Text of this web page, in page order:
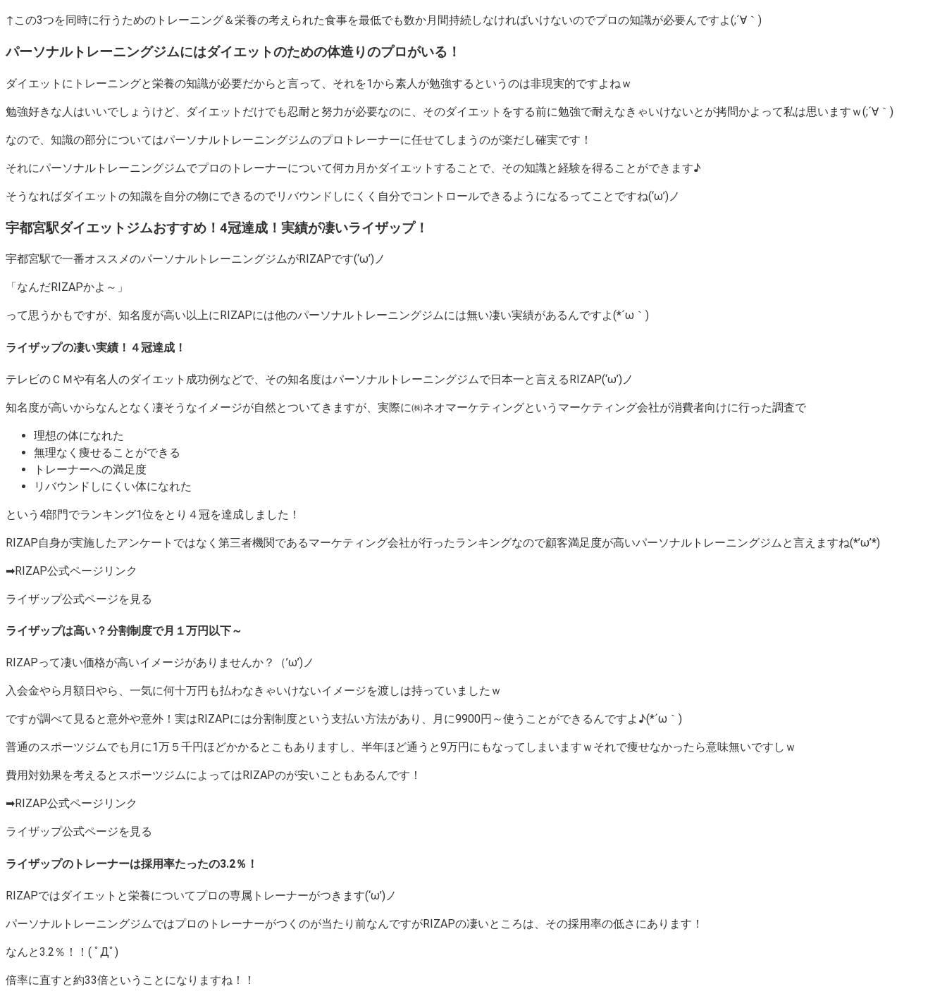
↑この3つを同時に行うためのトレーニング＆栄養の考えられた食事を最低でも数か月間持続しなければいけないのでプロの知識が必要んですよ(;´∀｀)
パーソナルトレーニングジムにはダイエットのための体造りのプロがいる！
ダイエットにトレーニングと栄養の知識が必要だからと言って、それを1から素人が勉強するというのは非現実的ですよねｗ
勉強好きな人はいいでしょうけど、ダイエットだけでも忍耐と努力が必要なのに、そのダイエットをする前に勉強で耐えなきゃいけないとが拷問かよって私は思いますｗ(;´∀｀)
なので、知識の部分についてはパーソナルトレーニングジムのプロトレーナーに任せてしまうのが楽だし確実です！
それにパーソナルトレーニングジムでプロのトレーナーについて何カ月かダイエットすることで、その知識と経験を得ることができます♪
そうなればダイエットの知識を自分の物にできるのでリバウンドしにくく自分でコントロールできるようになるってことですね(‘ω’)ノ
宇都宮駅ダイエットジムおすすめ！4冠達成！実績が凄いライザップ！
宇都宮駅で一番オススメのパーソナルトレーニングジムがRIZAPです(‘ω’)ノ
「なんだRIZAPかよ～」
って思うかもですが、知名度が高い以上にRIZAPには他のパーソナルトレーニングジムには無い凄い実績があるんですよ(*´ω｀)
ライザップの凄い実績！４冠達成！
テレビのＣＭや有名人のダイエット成功例などで、その知名度はパーソナルトレーニングジムで日本一と言えるRIZAP(‘ω’)ノ
知名度が高いからなんとなく凄そうなイメージが自然とついてきますが、実際に㈱ネオマーケティングというマーケティング会社が消費者向けに行った調査で
理想の体になれた
無理なく痩せることができる
トレーナーへの満足度
リバウンドしにくい体になれた
という4部門でランキング1位をとり４冠を達成しました！
RIZAP自身が実施したアンケートではなく第三者機関であるマーケティング会社が行ったランキングなので顧客満足度が高いパーソナルトレーニングジムと言えますね(*’ω’*)
➡RIZAP公式ページリンク
ライザップ公式ページを見る
ライザップは高い？分割制度で月１万円以下～
RIZAPって凄い価格が高いイメージがありませんか？（’ω’)ノ
入会金やら月額日やら、一気に何十万円も払わなきゃいけないイメージを渡しは持っていましたｗ
ですが調べて見ると意外や意外！実はRIZAPには分割制度という支払い方法があり、月に9900円～使うことができるんですよ♪(*´ω｀)
普通のスポーツジムでも月に1万５千円ほどかかるとこもありますし、半年ほど通うと9万円にもなってしまいますｗそれで痩せなかったら意味無いですしｗ
費用対効果を考えるとスポーツジムによってはRIZAPのが安いこともあるんです！
➡RIZAP公式ページリンク
ライザップ公式ページを見る
ライザップのトレーナーは採用率たったの3.2％！
RIZAPではダイエットと栄養についてプロの専属トレーナーがつきます(‘ω’)ノ
パーソナルトレーニングジムではプロのトレーナーがつくのが当たり前なんですがRIZAPの凄いところは、その採用率の低さにあります！
なんと3.2％！！( ﾟДﾟ)
倍率に直すと約33倍ということになりますね！！